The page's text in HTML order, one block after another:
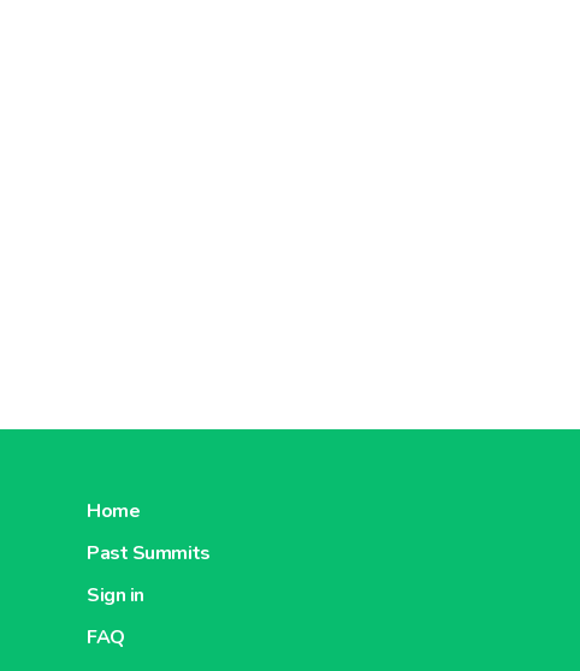
Home
Past Summits
Sign in
FAQ